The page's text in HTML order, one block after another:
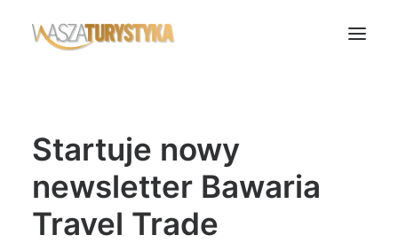
Biura podróży
Noclegi
Polska
Startuje nowy
newsletter Bawaria
Travel Trade